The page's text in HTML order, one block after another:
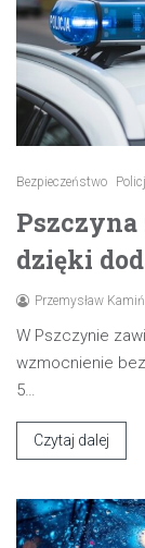
Bezpieczeństwo
dzięki
Przemysław
W Pszczynie
wzmocnienie
5…
Czytaj dalej